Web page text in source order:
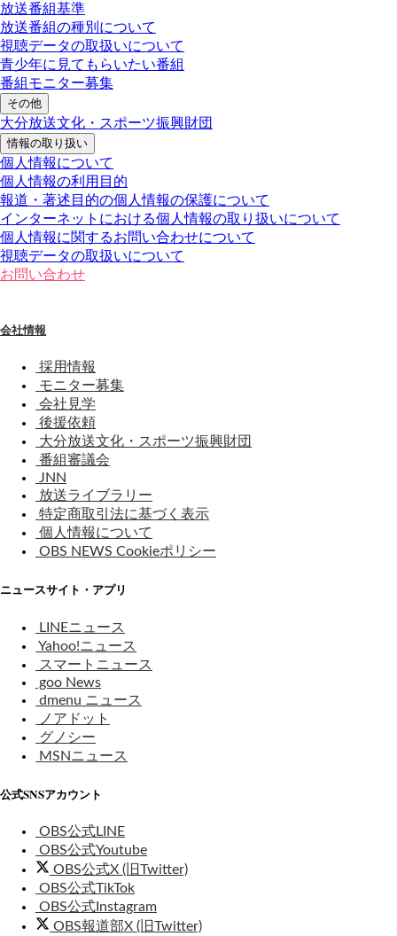
放送番組基準
放送番組の種別について
視聴データの取扱いについて
青少年に見てもらいたい番組
番組モニター募集
その他
大分放送文化・スポーツ振興財団
情報の取り扱い
個人情報について
個人情報の利用目的
報道・著述目的の個人情報の保護について
インターネットにおける個人情報の取り扱いについて
個人情報に関するお問い合わせについて
視聴データの取扱いについて
お問い合わせ
会社情報
採用情報
モニター募集
会社見学
後援依頼
大分放送文化・スポーツ振興財団
番組審議会
JNN
放送ライブラリー
特定商取引法に基づく表示
個人情報について
OBS NEWS Cookieポリシー
ニュースサイト・アプリ
LINEニュース
Yahoo!ニュース
スマートニュース
goo News
dmenu ニュース
ノアドット
グノシー
MSNニュース
公式SNSアカウント
OBS公式LINE
OBS公式Youtube
OBS公式X (旧Twitter)
OBS公式TikTok
OBS公式Instagram
OBS報道部X (旧Twitter)